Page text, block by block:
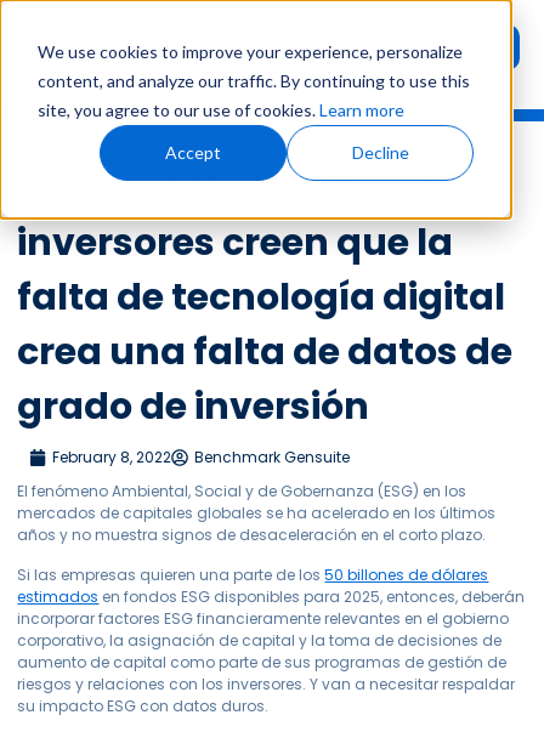
We use cookies to improve your experience, personalize
content, and analyze our traffic. By continuing to use this
site, you agree to our use of cookies.Learn more
Accept Decline
User
Login Demo
La encuesta confirma: los
inversores creen que la
falta de tecnología digital
crea una falta de datos de
grado de inversión
February 8, 2022
Benchmark Gensuite
El fenómeno Ambiental, Social y de Gobernanza (ESG) en los
mercados de capitales globales se ha acelerado en los últimos
años y no muestra signos de desaceleración en el corto plazo.
Si las empresas quieren una parte de los 50 billones de dólares
estimados en fondos ESG disponibles para 2025, entonces, deberán
incorporar factores ESG financieramente relevantes en el gobierno
corporativo, la asignación de capital y la toma de decisiones de
aumento de capital como parte de sus programas de gestión de
riesgos y relaciones con los inversores. Y van a necesitar respaldar
su impacto ESG con datos duros.